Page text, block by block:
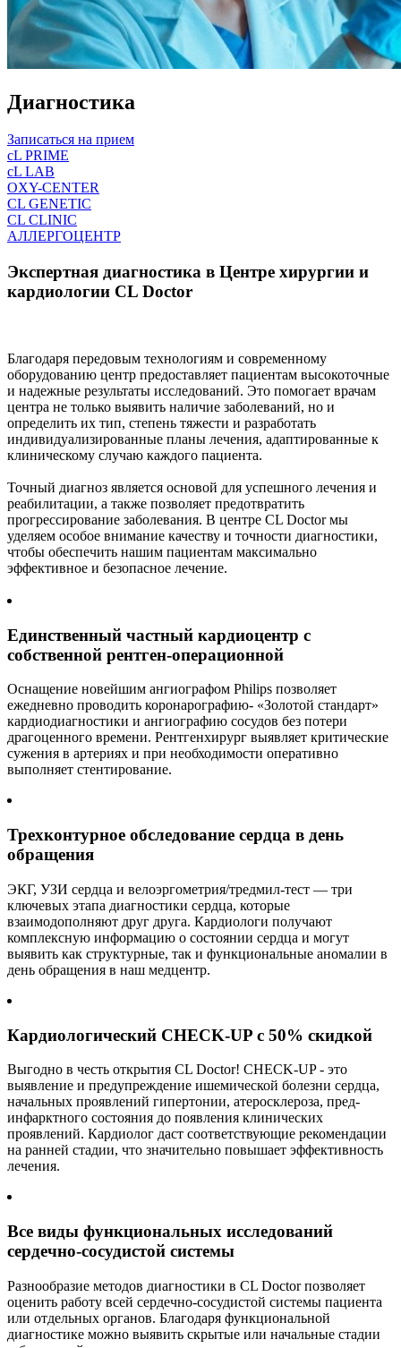
Диагностика
Записаться на прием
cL PRIME
cL LAB
OXY-CENTER
CL GENETIC
CL CLINIC
АЛЛЕРГОЦЕНТР
Экспертная диагностика в Центре хирургии и
кардиологии CL Doctor
Благодаря передовым технологиям и современному
оборудованию центр предоставляет пациентам высокоточные
и надежные результаты исследований. Это помогает врачам
центра не только выявить наличие заболеваний, но и
определить их тип, степень тяжести и разработать
индивидуализированные планы лечения, адаптированные к
клиническому случаю каждого пациента.
Точный диагноз является основой для успешного лечения и
реабилитации, а также позволяет предотвратить
прогрессирование заболевания. В центре CL Doctor мы
уделяем особое внимание качеству и точности диагностики,
чтобы обеспечить нашим пациентам максимально
эффективное и безопасное лечение.
Единственный частный кардиоцентр с
собственной рентген-операционной
Оснащение новейшим ангиографом Philips позволяет
ежедневно проводить коронарографию- «Золотой стандарт»
кардиодиагностики и ангиографию сосудов без потери
драгоценного времени. Рентгенхирург выявляет критические
сужения в артериях и при необходимости оперативно
выполняет стентирование.
Трехконтурное обследование сердца в день
обращения
ЭКГ, УЗИ сердца и велоэргометрия/тредмил-тест — три
ключевых этапа диагностики сердца, которые
взаимодополняют друг друга. Кардиологи получают
комплексную информацию о состоянии сердца и могут
выявить как структурные, так и функциональные аномалии в
день обращения в наш медцентр.
Кардиологический CHECK-UP с 50% скидкой
Выгодно в честь открытия CL Doctor! CHECK-UP - это
выявление и предупреждение ишемической болезни сердца,
начальных проявлений гипертонии, атеросклероза, пред-
инфарктного состояния до появления клинических
проявлений. Кардиолог даст соответствующие рекомендации
на ранней стадии, что значительно повышает эффективность
лечения.
Все виды функциональных исследований
сердечно-сосудистой системы
Разнообразие методов диагностики в CL Doctor позволяет
оценить работу всей сердечно-сосудистой системы пациента
или отдельных органов. Благодаря функциональной
диагностике можно выявить скрытые или начальные стадии